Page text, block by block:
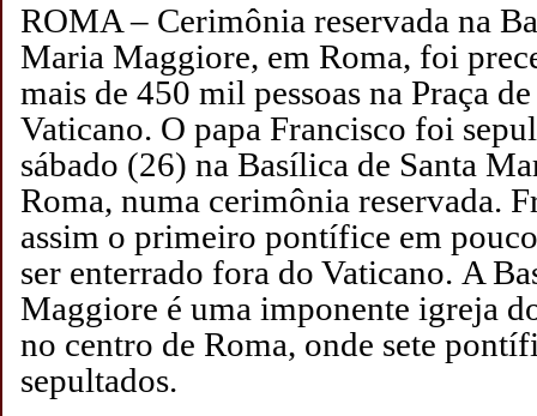
ROMA – Cerimônia reservada na
Maria Maggiore, em Roma, foi
mais de 450 mil pessoas na Praça
Vaticano. O papa Francisco foi
sábado (26) na Basílica de Santa
Roma, numa cerimônia reservada.
assim o primeiro pontífice em
ser enterrado fora do Vaticano. A
Maggiore é uma imponente igreja
no centro de Roma, onde sete
sepultados.